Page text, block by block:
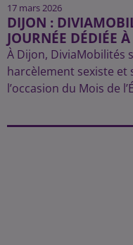
17 mars 2026
DIJON :
JOURNÉE DÉDIÉE
À Dijon, DiviaMobilités
harcèlement sexiste et
l’occasion du Mois de